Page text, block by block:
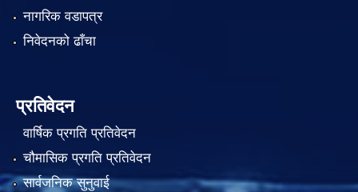
नागरिक वडापत्र
निवेदनको ढाँचा
प्रतिवेदन
वार्षिक प्रगति प्रतिवेदन
चौमासिक प्रगति प्रतिवेदन
सार्वजनिक सुनुवाई